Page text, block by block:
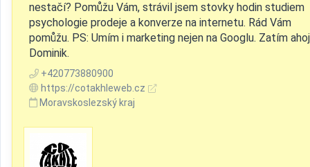
nestačí? Pomůžu Vám, strávil jsem stovky hodin studiem
psychologie prodeje a konverze na internetu. Rád Vám
pomůžu. PS: Umím i marketing nejen na Googlu. Zatím
Dominik.
+420773880900
https://cotakhleweb.cz
Moravskoslezský kraj